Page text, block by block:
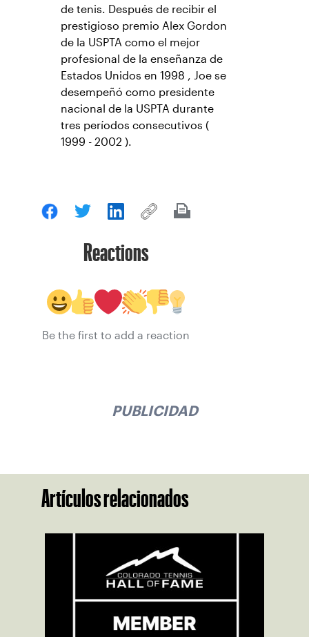
de tenis. Después de recibir el
prestigioso premio Alex Gordon
de la USPTA como el mejor
profesional de la enseñanza de
Estados Unidos en 1998 , Joe se
desempeñó como presidente
nacional de la USPTA durante
tres períodos consecutivos (
1999 - 2002 ).
Reactions
Be the first to add a reaction
PUBLICIDAD
Artículos relacionados